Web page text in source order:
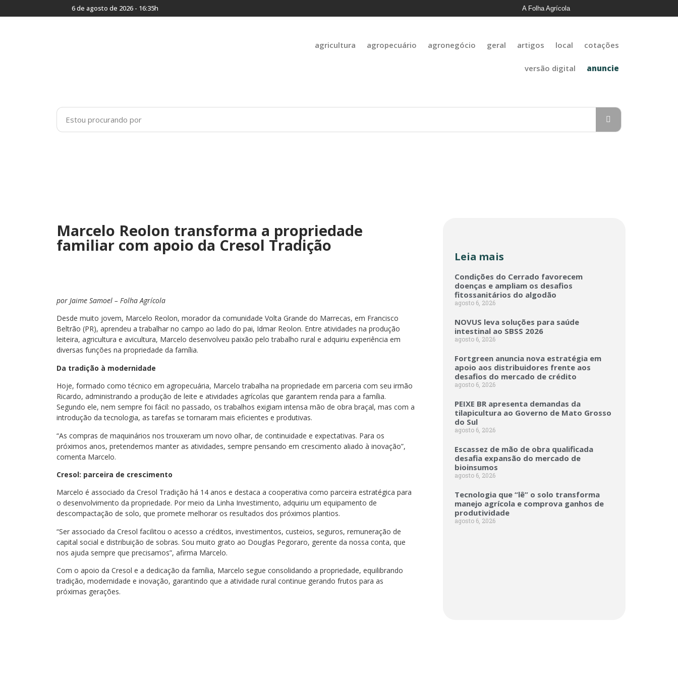
6 de agosto de 2026 - 16:35h A Folha Agrícola
agricultura agropecuário agronegócio geral artigos local cotações
versão digital anuncie
Marcelo Reolon transforma a propriedade
familiar com apoio da Cresol Tradição
por Jaime Samoel – Folha Agrícola
Desde muito jovem, Marcelo Reolon, morador da comunidade Volta Grande do Marrecas, em Francisco
Beltrão (PR), aprendeu a trabalhar no campo ao lado do pai, Idmar Reolon. Entre atividades na produção
leiteira, agricultura e avicultura, Marcelo desenvolveu paixão pelo trabalho rural e adquiriu experiência em
diversas funções na propriedade da família.
Da tradição à modernidade
Hoje, formado como técnico em agropecuária, Marcelo trabalha na propriedade em parceria com seu irmão
Ricardo, administrando a produção de leite e atividades agrícolas que garantem renda para a família.
Segundo ele, nem sempre foi fácil: no passado, os trabalhos exigiam intensa mão de obra braçal, mas com a
introdução da tecnologia, as tarefas se tornaram mais eficientes e produtivas.
“As compras de maquinários nos trouxeram um novo olhar, de continuidade e expectativas. Para os
próximos anos, pretendemos manter as atividades, sempre pensando em crescimento aliado à inovação”,
comenta Marcelo.
Cresol: parceira de crescimento
Marcelo é associado da Cresol Tradição há 14 anos e destaca a cooperativa como parceira estratégica para
o desenvolvimento da propriedade. Por meio da Linha Investimento, adquiriu um equipamento de
descompactação de solo, que promete melhorar os resultados dos próximos plantios.
“Ser associado da Cresol facilitou o acesso a créditos, investimentos, custeios, seguros, remuneração de
capital social e distribuição de sobras. Sou muito grato ao Douglas Pegoraro, gerente da nossa conta, que
nos ajuda sempre que precisamos”, afirma Marcelo.
Com o apoio da Cresol e a dedicação da família, Marcelo segue consolidando a propriedade, equilibrando
tradição, modernidade e inovação, garantindo que a atividade rural continue gerando frutos para as
próximas gerações.
Leia mais
Condições do Cerrado favorecem
doenças e ampliam os desafios
fitossanitários do algodão
agosto 6, 2026
NOVUS leva soluções para saúde
intestinal ao SBSS 2026
agosto 6, 2026
Fortgreen anuncia nova estratégia em
apoio aos distribuidores frente aos
desafios do mercado de crédito
agosto 6, 2026
PEIXE BR apresenta demandas da
tilapicultura ao Governo de Mato Grosso
do Sul
agosto 6, 2026
Escassez de mão de obra qualificada
desafia expansão do mercado de
bioinsumos
agosto 6, 2026
Tecnologia que “lê” o solo transforma
manejo agrícola e comprova ganhos de
produtividade
agosto 6, 2026